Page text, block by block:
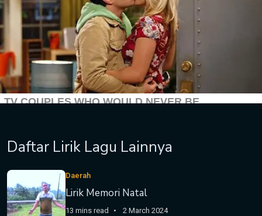
Daftar Lirik Lagu Lainnya
Daerah
Lirik Memori Natal
13 mins read 2 March 2024